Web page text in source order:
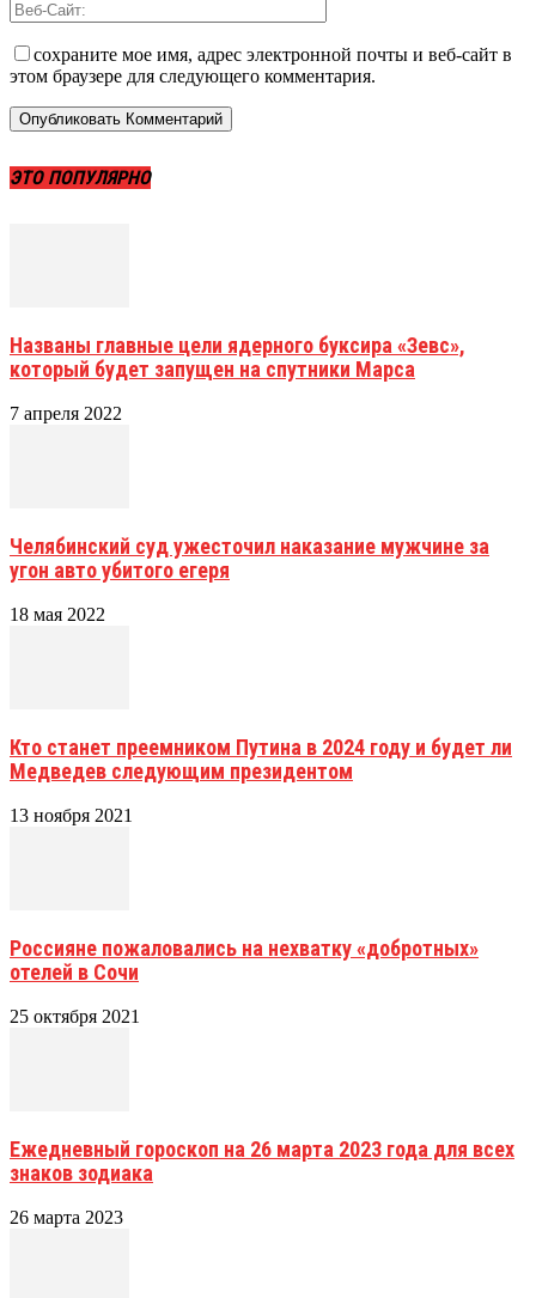
сохраните мое имя, адрес электронной почты и веб-сайт в
этом браузере для следующего комментария.
ЭТО ПОПУЛЯРНО
Названы главные цели ядерного буксира «Зевс»,
который будет запущен на спутники Марса
7 апреля 2022
Челябинский суд ужесточил наказание мужчине за
угон авто убитого егеря
18 мая 2022
Кто станет преемником Путина в 2024 году и будет ли
Медведев следующим президентом
13 ноября 2021
Россияне пожаловались на нехватку «добротных»
отелей в Сочи
25 октября 2021
Ежедневный гороскоп на 26 марта 2023 года для всех
знаков зодиака
26 марта 2023